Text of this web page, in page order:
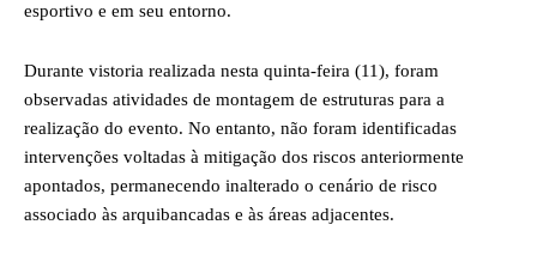
esportivo e em seu entorno.
Durante vistoria realizada nesta quinta-feira (11), foram
observadas atividades de montagem de estruturas para a
realização do evento. No entanto, não foram identificadas
intervenções voltadas à mitigação dos riscos anteriormente
apontados, permanecendo inalterado o cenário de risco
associado às arquibancadas e às áreas adjacentes.